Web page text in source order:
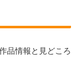
品情報と見どころ